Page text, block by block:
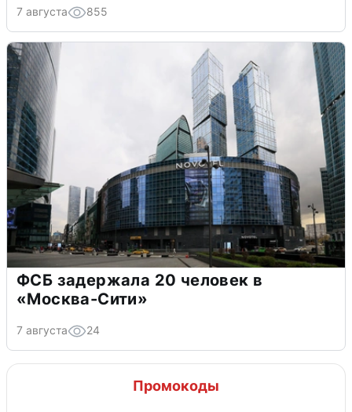
7 августа 855
ФСБ задержала 20 человек в
«Москва-Сити»
7 августа 24
Промокоды